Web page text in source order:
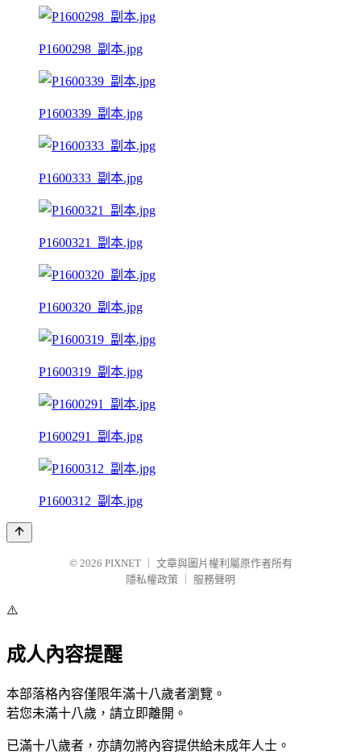
P1600298_副本.jpg
P1600339_副本.jpg
P1600333_副本.jpg
P1600321_副本.jpg
P1600320_副本.jpg
P1600319_副本.jpg
P1600291_副本.jpg
P1600312_副本.jpg
© 2026 PIXNET
文章與圖片權利屬原作者所有
隱私權政策
服務聲明
⚠️
成人內容提醒
本部落格內容僅限年滿十八歲者瀏覽。
若您未滿十八歲，請立即離開。
已滿十八歲者，亦請勿將內容提供給未成年人士。